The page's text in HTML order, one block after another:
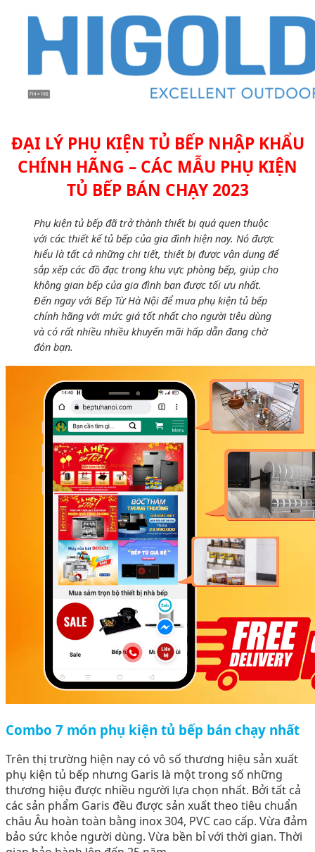
ĐẠI LÝ PHỤ KIỆN TỦ BẾP NHẬP KHẨU
CHÍNH HÃNG – CÁC MẪU PHỤ KIỆN
TỦ BẾP BÁN CHẠY 2023
Phụ kiện tủ bếp đã trở thành thiết bị quá quen thuộc
với các thiết kế tủ bếp của gia đình hiện nay. Nó được
hiểu là tất cả những chi tiết, thiết bị được vận dụng để
sắp xếp các đồ đạc trong khu vực phòng bếp, giúp cho
không gian bếp của gia đình bạn được tối ưu nhất.
Đến ngay với Bếp Từ Hà Nội để mua phụ kiện tủ bếp
chính hãng với mức giá tốt nhất cho người tiêu dùng
và có rất nhiều nhiều khuyến mãi hấp dẫn đang chờ
đón bạn.
Combo 7 món phụ kiện tủ bếp bán chạy nhất
Trên thị trường hiện nay có vô số thương hiệu sản xuất
phụ kiện tủ bếp nhưng Garis là một trong số những
thương hiệu được nhiều người lựa chọn nhất. Bởi tất cả
các sản phẩm Garis đều được sản xuất theo tiêu chuẩn
châu Âu hoàn toàn bằng inox 304, PVC cao cấp. Vừa đảm
bảo sức khỏe người dùng. Vừa bền bỉ với thời gian. Thời